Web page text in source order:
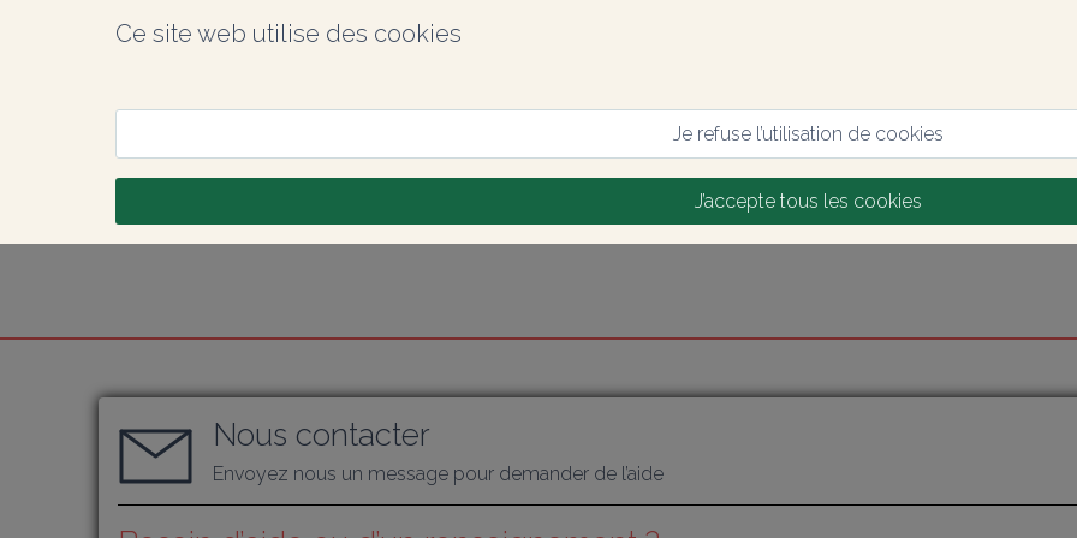
Ce site web utilise des cookies
Je refuse l’utilisation de cookies
J’accepte tous les cookies
Nous contacter
Envoyez nous un message pour demander de l’aide